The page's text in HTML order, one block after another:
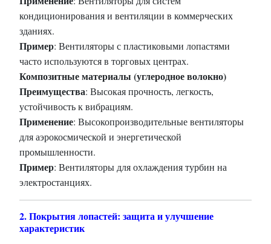
кондиционирования и вентиляции в коммерческих
зданиях.
Пример: Вентиляторы с пластиковыми лопастями
часто используются в торговых центрах.
Композитные материалы (углеродное волокно)
Преимущества: Высокая прочность, легкость,
устойчивость к вибрациям.
Применение: Высокопроизводительные вентиляторы
для аэрокосмической и энергетической
промышленности.
Пример: Вентиляторы для охлаждения турбин на
электростанциях.
2. Покрытия лопастей: защита и улучшение
характеристик